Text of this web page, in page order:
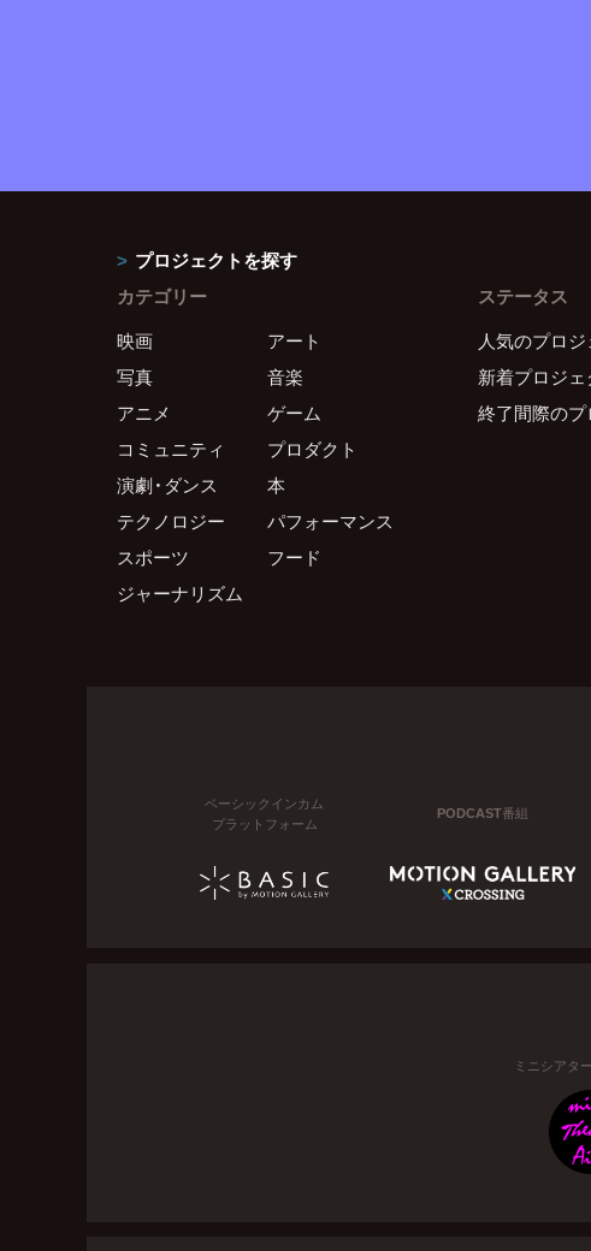
プロジェクトを探す
カテゴリー
映画
アート
写真
音楽
アニメ
ゲーム
コミュニティ
プロダクト
演劇・ダンス
本
テクノロジー
パフォーマンス
スポーツ
フード
ジャーナリズム
ステータス
人気のプロジ
新着プロジェ
終了間際のプ
ベーシックインカム
プラットフォーム
PODCAST番組
ミニシアタ